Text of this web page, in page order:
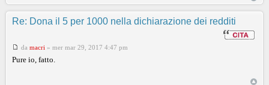
Re: Dona il 5 per 1000 nella dichiarazione dei redditi
da macri » mer mar 29, 2017 4:47 pm
Pure io, fatto.